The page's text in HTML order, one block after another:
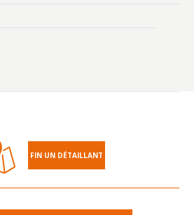
FIN UN DÉTAILLANT